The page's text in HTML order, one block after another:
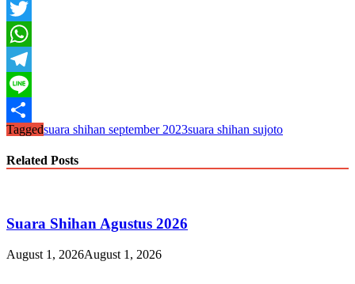
Facebook
Twitter
WhatsApp
Telegram
Line
Share
Taggedsuara shihan september 2023suara shihan sujoto
Related Posts
Suara Shihan Agustus 2026
August 1, 2026August 1, 2026